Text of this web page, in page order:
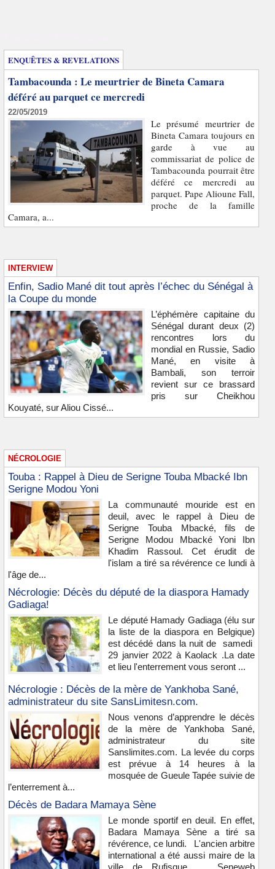
ENQUÊTES & REVELATIONS
Tambacounda : Le meurtrier de Bineta Camara
déféré au parquet ce mercredi
22/05/2019
Le présumé meurtrier de
Bineta Camara toujours en
garde à vue au
commissariat de police de
Tambacounda pourrait être
déféré ce mercredi au
parquet. Pape Alioune Fall,
proche de la famille
Camara, a...
INTERVIEW
Enfin, Sadio Mané dit tout après l’échec du Sénégal à
la Coupe du monde
L’éphémère capitaine du
Sénégal durant deux (2)
rencontres lors du
mondial en Russie, Sadio
Mané, en visite à
Bambali, son terroir
revient sur ce brassard
pris sur Cheikhou
Kouyaté, sur Aliou Cissé...
NÉCROLOGIE
Touba : Rappel à Dieu de Serigne Touba Mbacké Ibn
Serigne Modou Yoni
La communauté mouride est en
deuil, avec le rappel à Dieu de
Serigne Touba Mbacké, fils de
Serigne Modou Mbacké Yoni Ibn
Khadim Rassoul. Cet érudit de
l'islam a tiré sa révérence ce lundi à
l'âge de...
Nécrologie: Décès du député de la diaspora Hamady
Gadiaga!
Le député Hamady Gadiaga (élu sur
la liste de la diaspora en Belgique)
est décédé dans la nuit de samedi
29 janvier 2022 à Kaolack .La date
et lieu l'enterrement vous seront ...
Nécrologie : Décès de la mère de Yankhoba Sané,
administrateur du site SansLimitesn.com.
Nous venons d’apprendre le décès
de la mère de Yankhoba Sané,
administrateur du site
Sanslimites.com. La levée du corps
est prévue à 14 heures à la
mosquée de Gueule Tapée suivie de
l’enterrement à...
Décès de Badara Mamaya Sène
Le monde sportif en deuil. En effet,
Badara Mamaya Sène a tiré sa
révérence, ce lundi. L'ancien arbitre
international a été aussi maire de la
ville de Rufisque. Seneweb